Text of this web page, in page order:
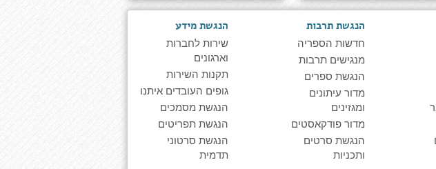
הנגשת תרבות
חדשות הספריה
מנגישים תרבות
הנגשת ספרים
מדור עיתונים
ומגזינים
מדור פודקאסטים
הנגשת סרטים
ותכניות
הנגשת מידע
שירות לחברות
וארגונים
תקנות השירות
גופים העובדים איתנו
הנגשת מסמכים
הנגשת תפריטים
הנגשת סרטוני
תדמית